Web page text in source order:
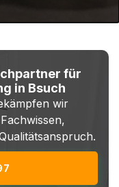
für
in Bsuch
wir